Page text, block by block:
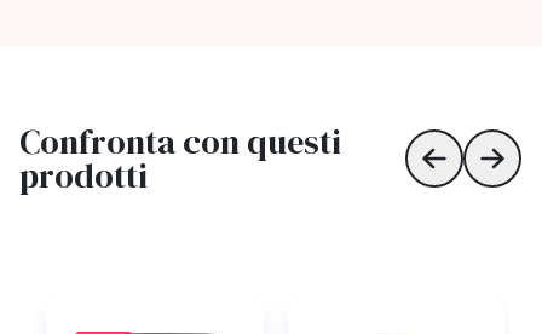
Confronta con questi
prodotti Skip toSkip